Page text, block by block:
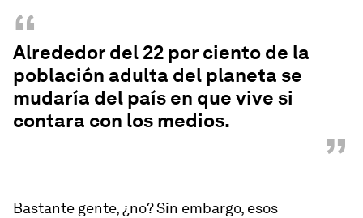
“
Alrededor del 22 por ciento de la
población adulta del planeta se
mudaría del país en que vive si
contara con los medios.
”
Bastante gente, ¿no? Sin embargo, esos